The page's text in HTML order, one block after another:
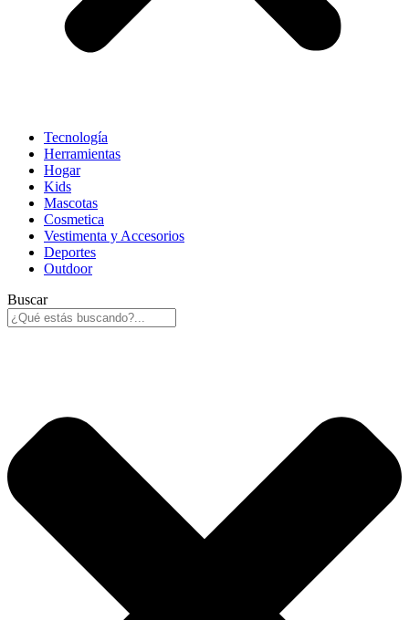
Tecnología
Herramientas
Hogar
Kids
Mascotas
Cosmetica
Vestimenta y Accesorios
Deportes
Outdoor
Buscar